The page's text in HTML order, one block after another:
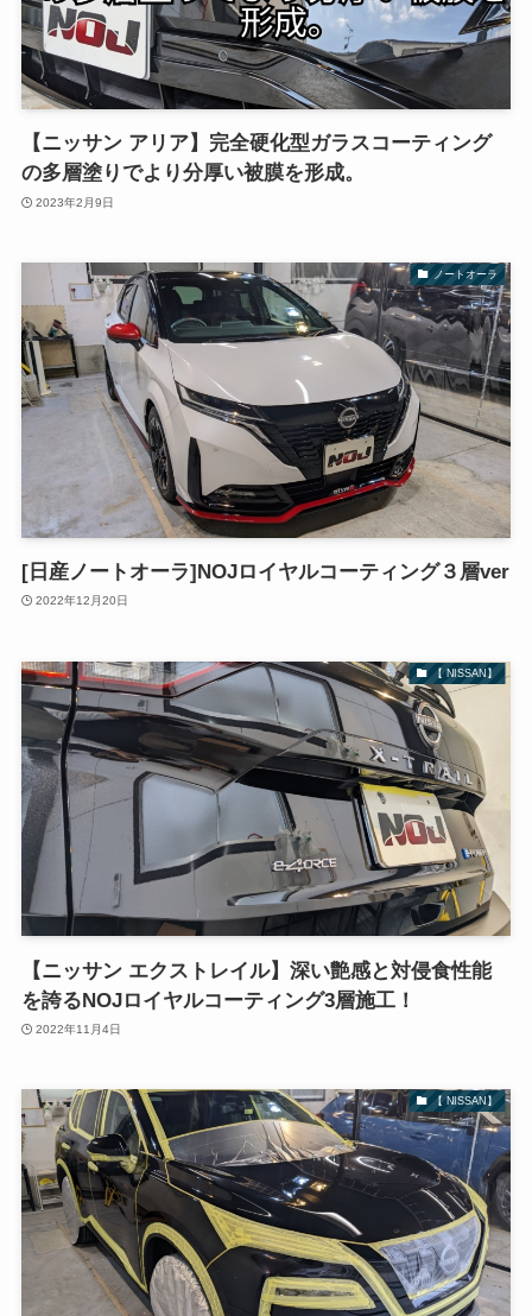
【ニッサン アリア】完全硬化型ガラスコーティング
の多層塗りでより分厚い被膜を形成。
2023年2月9日
ノートオーラ
[日産ノートオーラ]NOJロイヤルコーティング３層ver
2022年12月20日
【 NISSAN】
【ニッサン エクストレイル】深い艶感と対侵食性能
を誇るNOJロイヤルコーティング3層施工！
2022年11月4日
【 NISSAN】